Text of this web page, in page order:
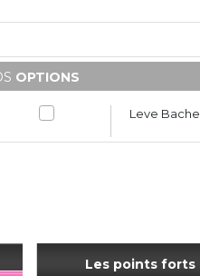
OPTIONS
Leve Bache
Les points forts